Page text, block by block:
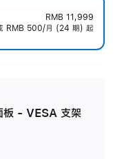
RMB 11,999
RMB 500/月 (24 期) 起
- VESA 支架